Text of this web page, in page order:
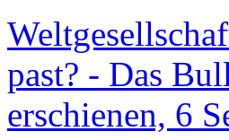
past? - Das
erschienen, 6